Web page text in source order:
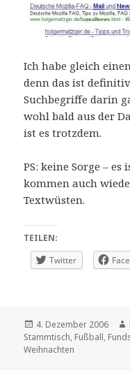
Ich habe gleich
denn das ist
Suchbegriffe darin
wohl bald aus der
ist es trotzdem.
PS: keine Sorge –
kommen auch
Textwüsten.
TEILEN:
Twitter
Veröffentlicht
am
4. Dezember 2006
Stammtisch, Fußball,
Weihnachten